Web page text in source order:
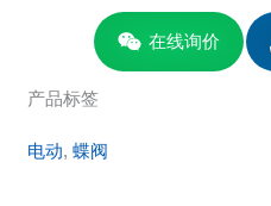
在线询价
产品标签
电动, 蝶阀